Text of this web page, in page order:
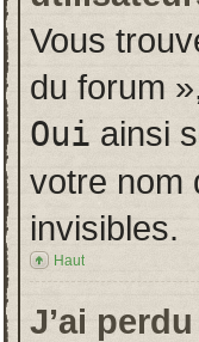
Vous
du forum
Oui ainsi
votre nom
invisibles.
Haut
J’ai